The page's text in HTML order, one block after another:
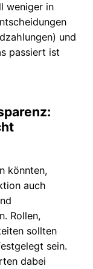
weniger in
und
passiert ist
könnten,
auch
Rollen,
sollten
sein.
dabei